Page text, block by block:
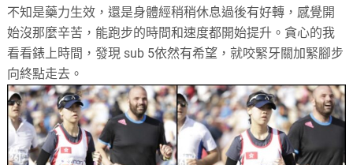
不知是藥力生效，還是身體經稍稍休息過後有好轉，感覺開
始沒那麼辛苦，能跑步的時間和速度都開始提升。貪心的我
看看錶上時間，發現 sub 5依然有希望，就咬緊牙關加緊腳步
向終點走去。